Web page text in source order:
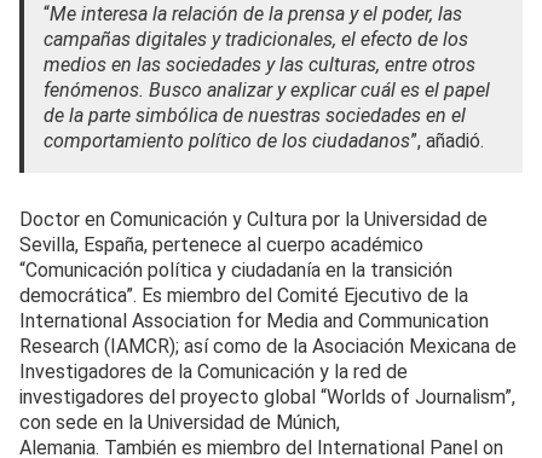
“Me interesa la relación de la prensa y el poder, las
campañas digitales y tradicionales, el efecto de los
medios en las sociedades y las culturas, entre otros
fenómenos. Busco analizar y explicar cuál es el papel
de la parte simbólica de nuestras sociedades en el
comportamiento político de los ciudadanos”, añadió.
Doctor en Comunicación y Cultura por la Universidad de
Sevilla, España, pertenece al cuerpo académico
“Comunicación política y ciudadanía en la transición
democrática”. Es miembro del Comité Ejecutivo de la
International Association for Media and Communication
Research (IAMCR); así como de la Asociación Mexicana de
Investigadores de la Comunicación y la red de
investigadores del proyecto global “Worlds of Journalism”,
con sede en la Universidad de Múnich,
Alemania. También es miembro del International Panel on